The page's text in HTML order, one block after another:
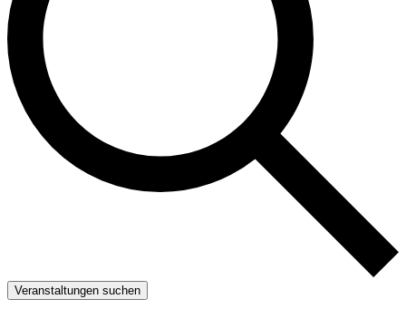
Veranstaltungen suchen